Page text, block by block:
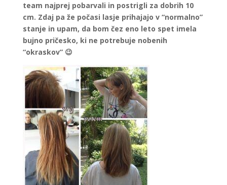
team najprej pobarvali in postrigli za dobrih 10
cm. Zdaj pa že počasi lasje prihajajo v “normalno”
stanje in upam, da bom čez eno leto spet imela
bujno pričesko, ki ne potrebuje nobenih
“okraskov” 😉